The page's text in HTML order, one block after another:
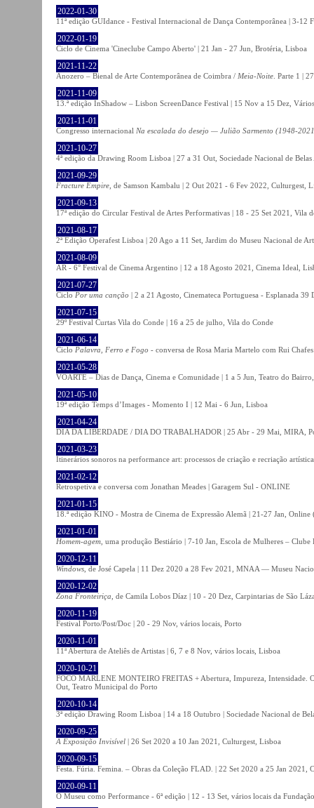
2022-01-30
11ª edição GUIdance - Festival Internacional de Dança Contemporânea | 3-12
2022-01-19
Ciclo de Cinema 'Cineclube Campo Aberto' | 21 Jan - 27 Jun, Brotéria, Lisboa
2021-11-22
Anozero – Bienal de Arte Contemporânea de Coimbra / Meia-Noite . Parte 1 |
2021-11-09
13.ª edição InShadow – Lisbon ScreenDance Festival | 15 Nov a 15 Dez,
2021-11-01
Congresso internacional Na escalada do desejo — Julião Sarmento (1948-
2021-10-27
4ª edição da Drawing Room Lisboa | 27 a 31 Out, Sociedade Nacional de
2021-09-29
Fracture Empire , de Samson Kambalu | 2 Out 2021 - 6 Fev 2022, Culturgest,
2021-09-13
17ª edição do Circular Festival de Artes Performativas | 18 - 25 Set 2021, Vila
2021-08-17
2ª Edição Operafest Lisboa | 20 Ago a 11 Set, Jardim do Museu Nacional de
2021-08-09
AR - 6° Festival de Cinema Argentino | 12 a 18 Agosto 2021, Cinema Ideal,
2021-07-27
Ciclo Por uma canção | 2 a 21 Agosto, Cinemateca Portuguesa - Esplanada 39
2021-07-15
29º Festival Curtas Vila do Conde | 16 a 25 de julho, Vila do Conde
2021-06-14
Ciclo Palavra, Ferro e Fogo - conversa de Rosa Maria Martelo com Rui
2021-05-28
VOARTE – Dias de Dança, Cinema e Comunidade | 1 a 5 Jun, Teatro do
2021-05-10
19ª edição Temps d’Images - Momento I | 12 Mai - 6 Jun, Lisboa
2021-04-24
DIA DA LIBERDADE / DIA DO TRABALHADOR | 25 Abr - 29 Mai, MIRA,
2021-03-23
Itinerários sonoros na performance art: processos de criação e recriação
2021-02-12
Retrospetiva e conversa com Jonathan Meades | Garagem Sul - ONLINE
2021-01-15
18.ª edição KINO - Mostra de Cinema de Expressão Alemã | 21-27 Jan,
2021-01-01
Homem-agem , uma produção Bestiário | 7-10 Jan, Escola de Mulheres – Clube
2020-12-11
Windows , de José Capela | 11 Dez 2020 a 28 Fev 2021, MNAA — Museu
2020-12-02
Zona Fronteiriça , de Camila Lobos Díaz | 10 - 20 Dez, Carpintarias de São
2020-11-19
Festival Porto/Post/Doc | 20 - 29 Nov, vários locais, Porto
2020-11-01
11ª Abertura de Ateliês de Artistas | 6, 7 e 8 Nov, vários locais, Lisboa
2020-10-21
FOCO MARLENE MONTEIRO FREITAS + Abertura, Impureza, Intensidade.
Out, Teatro Municipal do Porto
2020-10-14
3ª edição Drawing Room Lisboa | 14 a 18 Outubro | Sociedade Nacional de
2020-09-25
A Exposição Invisível | 26 Set 2020 a 10 Jan 2021, Culturgest, Lisboa
2020-09-15
Festa. Fúria. Femina. – Obras da Coleção FLAD. | 22 Set 2020 a 25 Jan
2020-09-11
O Museu como Performance - 6ª edição | 12 - 13 Set, vários locais da